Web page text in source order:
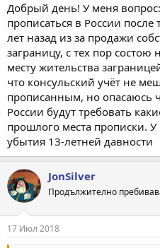
Добрый день! У меня
прописаться в России
лет назад из за продажи
заграницу, с тех пор состою
месту жительства
что консульский учёт не
прописанным, но опасаюсь
России будут требовать
прошлого места прописки.
убытия 13-летней давности
JonSilver
Продължително
17 Июл 2018